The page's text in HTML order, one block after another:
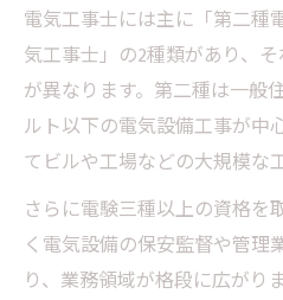
電気工事士には主に「第二種
気工事士」の2種類があり、
が異なります。第二種は一般
ルト以下の電気設備工事が中
てビルや工場などの大規模な
さらに電験三種以上の資格を
く電気設備の保安監督や管理
り、業務領域が格段に広がり